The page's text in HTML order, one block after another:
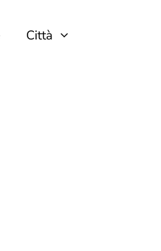
Città